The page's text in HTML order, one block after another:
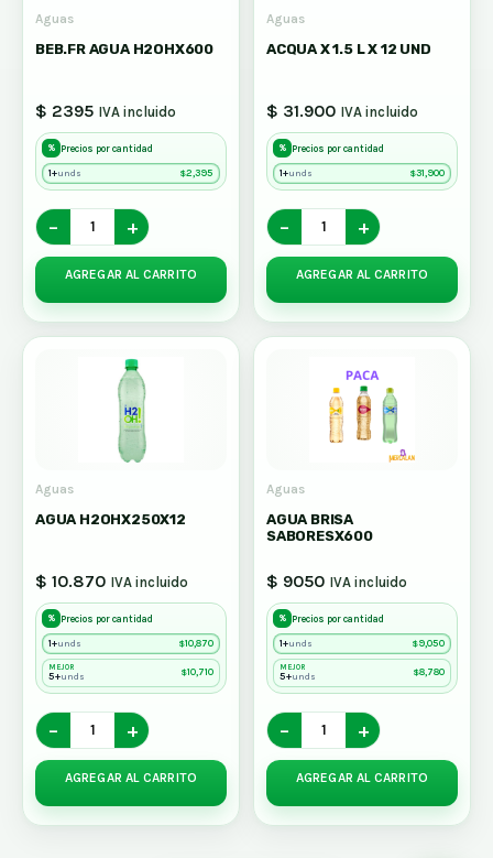
Aguas
BEB.FR AGUA H2OHX600
$ 2395 IVA incluido
% Precios por cantidad
1+unds $2,395
− +
AGREGAR AL CARRITO
Aguas
ACQUA X 1.5 L X 12 UND
$ 31.900 IVA incluido
% Precios por cantidad
1+unds $31,900
− +
AGREGAR AL CARRITO
Aguas
AGUA H2OHX250X12
$ 10.870 IVA incluido
% Precios por cantidad
1+unds $10,870
MEJOR
5+unds $10,710
− +
AGREGAR AL CARRITO
Aguas
AGUA BRISA
SABORESX600
$ 9050 IVA incluido
% Precios por cantidad
1+unds $9,050
MEJOR
5+unds $8,780
− +
AGREGAR AL CARRITO